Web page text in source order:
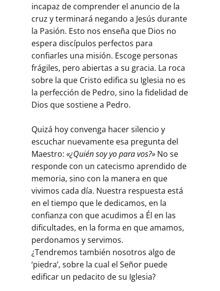
incapaz de comprender el anuncio de la
cruz y terminará negando a Jesús durante
la Pasión. Esto nos enseña que Dios no
espera discípulos perfectos para
confiarles una misión. Escoge personas
frágiles, pero abiertas a su gracia. La roca
sobre la que Cristo edifica su Iglesia no es
la perfección de Pedro, sino la fidelidad de
Dios que sostiene a Pedro.
Quizá hoy convenga hacer silencio y
escuchar nuevamente esa pregunta del
Maestro: «¿Quién soy yo para vos?» No se
responde con un catecismo aprendido de
memoria, sino con la manera en que
vivimos cada día. Nuestra respuesta está
en el tiempo que le dedicamos, en la
confianza con que acudimos a Él en las
dificultades, en la forma en que amamos,
perdonamos y servimos.
¿Tendremos también nosotros algo de
‘piedra’, sobre la cual el Señor puede
edificar un pedacito de su Iglesia?